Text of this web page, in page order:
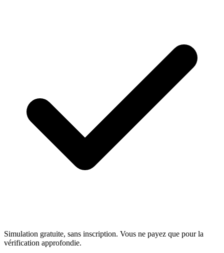
Simulation gratuite, sans inscription. Vous ne payez que pour la
vérification approfondie.